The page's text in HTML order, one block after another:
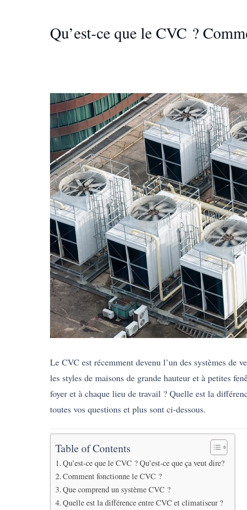
Qu’est-ce que le CVC ?
Le CVC est récemment devenu l’un des systèmes de
les styles de maisons de grande hauteur et à petites
foyer et à chaque lieu de travail ? Quelle est la
toutes vos questions et plus sont ci-dessous.
Table of Contents
Qu’est-ce que le CVC ? Qu’est-ce que ça veut dire?
Comment fonctionne le CVC ?
Que comprend un système CVC ?
Quelle est la différence entre CVC et climatiseur ?